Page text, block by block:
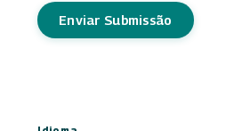
Enviar Submissão